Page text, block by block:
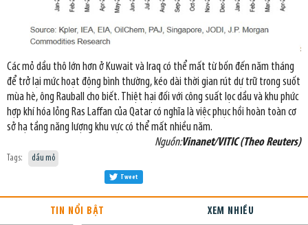
Các mỏ dầu thô lớn hơn ở Kuwait và Iraq có thể mất từ bốn đến năm tháng
để trở lại mức hoạt động bình thường, kéo dài thời gian rút dự trữ trong suốt
mùa hè, ông Rauball cho biết. Thiệt hại đối với công suất lọc dầu và khu phức
hợp khí hóa lỏng Ras Laffan của Qatar có nghĩa là việc phục hồi hoàn toàn cơ
sở hạ tầng năng lượng khu vực có thể mất nhiều năm.
Nguồn:Vinanet/VITIC (Theo Reuters)
Tags: dầu mỏ
Tweet
TIN NỔI BẬT XEM NHIỀU